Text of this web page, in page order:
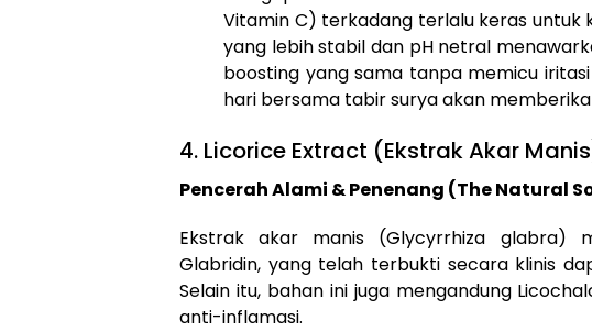
Vitamin C) terkadang terlalu keras untuk
yang lebih stabil dan pH netral
boosting yang sama tanpa memicu
hari bersama tabir surya akan
4. Licorice Extract (Ekstrak Akar
Pencerah Alami & Penenang (The Natural
Ekstrak akar manis (Glycyrrhiza glabra)
Glabridin, yang telah terbukti secara klinis
Selain itu, bahan ini juga mengandung
anti-inflamasi.